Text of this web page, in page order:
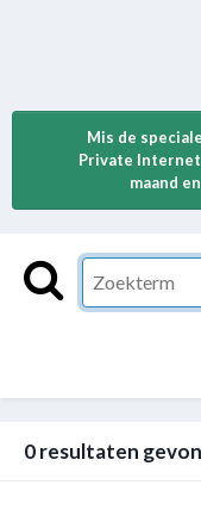
Mis de
Private Internet
maand
0 resultaten